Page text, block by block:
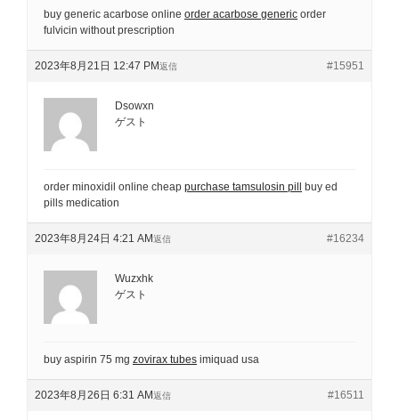
buy generic acarbose online order acarbose generic order
fulvicin without prescription
2023年8月21日 12:47 PM #15951
返信
Dsowxn
ゲスト
order minoxidil online cheap purchase tamsulosin pill buy ed
pills medication
2023年8月24日 4:21 AM #16234
返信
Wuzxhk
ゲスト
buy aspirin 75 mg zovirax tubes imiquad usa
2023年8月26日 6:31 AM #16511
返信